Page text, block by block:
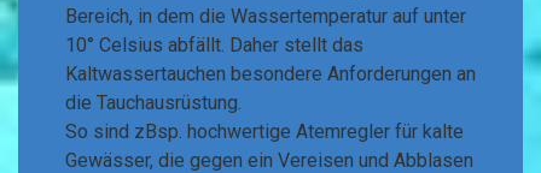
Bereich, in dem die Wassertemperatur auf unter
10° Celsius abfällt. Daher stellt das
Kaltwassertauchen besondere Anforderungen an
die Tauchausrüstung.
So sind zBsp. hochwertige Atemregler für kalte
Gewässer, die gegen ein Vereisen und Abblasen